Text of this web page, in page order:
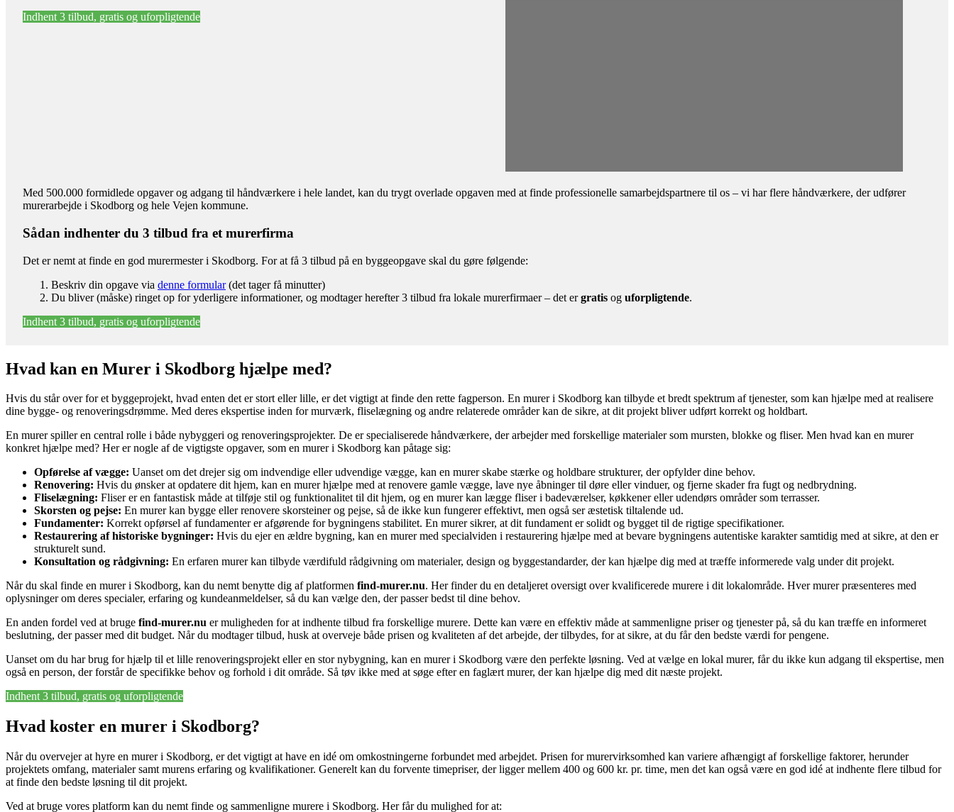
Indhent 3 tilbud, gratis og uforpligtende
Med 500.000 formidlede opgaver og adgang til håndværkere i hele landet, kan du trygt overlade opgaven med at finde professionelle samarbejdspartnere til os – vi har flere håndværkere, der udfører
murerarbejde i Skodborg og hele Vejen kommune.
Sådan indhenter du 3 tilbud fra et murerfirma
Det er nemt at finde en god murermester i Skodborg. For at få 3 tilbud på en byggeopgave skal du gøre følgende:
Beskriv din opgave via denne formular(det tager få minutter)
Du bliver (måske) ringet op for yderligere informationer, og modtager herefter 3 tilbud fra lokale murerfirmaer – det ergratis og uforpligtende.
Indhent 3 tilbud, gratis og uforpligtende
Hvad kan en Murer i Skodborg hjælpe med?
Hvis du står over for et byggeprojekt, hvad enten det er stort eller lille, er det vigtigt at finde den rette fagperson. En murer i Skodborg kan tilbyde et bredt spektrum af tjenester, som kan hjælpe med at realisere
dine bygge- og renoveringsdrømme. Med deres ekspertise inden for murværk, fliselægning og andre relaterede områder kan de sikre, at dit projekt bliver udført korrekt og holdbart.
En murer spiller en central rolle i både nybyggeri og renoveringsprojekter. De er specialiserede håndværkere, der arbejder med forskellige materialer som mursten, blokke og fliser. Men hvad kan en murer
konkret hjælpe med? Her er nogle af de vigtigste opgaver, som en murer i Skodborg kan påtage sig:
Opførelse af vægge: Uanset om det drejer sig om indvendige eller udvendige vægge, kan en murer skabe stærke og holdbare strukturer, der opfylder dine behov.
Renovering: Hvis du ønsker at opdatere dit hjem, kan en murer hjælpe med at renovere gamle vægge, lave nye åbninger til døre eller vinduer, og fjerne skader fra fugt og nedbrydning.
Fliselægning: Fliser er en fantastisk måde at tilføje stil og funktionalitet til dit hjem, og en murer kan lægge fliser i badeværelser, køkkener eller udendørs områder som terrasser.
Skorsten og pejse: En murer kan bygge eller renovere skorsteiner og pejse, så de ikke kun fungerer effektivt, men også ser æstetisk tiltalende ud.
Fundamenter: Korrekt opførsel af fundamenter er afgørende for bygningens stabilitet. En murer sikrer, at dit fundament er solidt og bygget til de rigtige specifikationer.
Restaurering af historiske bygninger: Hvis du ejer en ældre bygning, kan en murer med specialviden i restaurering hjælpe med at bevare bygningens autentiske karakter samtidig med at sikre, at den er
strukturelt sund.
Konsultation og rådgivning: En erfaren murer kan tilbyde værdifuld rådgivning om materialer, design og byggestandarder, der kan hjælpe dig med at træffe informerede valg under dit projekt.
Når du skal finde en murer i Skodborg, kan du nemt benytte dig af platformen find-murer.nu. Her finder du en detaljeret oversigt over kvalificerede murere i dit lokalområde. Hver murer præsenteres med
oplysninger om deres specialer, erfaring og kundeanmeldelser, så du kan vælge den, der passer bedst til dine behov.
En anden fordel ved at bruge find-murer.nu er muligheden for at indhente tilbud fra forskellige murere. Dette kan være en effektiv måde at sammenligne priser og tjenester på, så du kan træffe en informeret
beslutning, der passer med dit budget. Når du modtager tilbud, husk at overveje både prisen og kvaliteten af det arbejde, der tilbydes, for at sikre, at du får den bedste værdi for pengene.
Uanset om du har brug for hjælp til et lille renoveringsprojekt eller en stor nybygning, kan en murer i Skodborg være den perfekte løsning. Ved at vælge en lokal murer, får du ikke kun adgang til ekspertise, men
også en person, der forstår de specifikke behov og forhold i dit område. Så tøv ikke med at søge efter en faglært murer, der kan hjælpe dig med dit næste projekt.
Indhent 3 tilbud, gratis og uforpligtende
Hvad koster en murer i Skodborg?
Når du overvejer at hyre en murer i Skodborg, er det vigtigt at have en idé om omkostningerne forbundet med arbejdet. Prisen for murervirksomhed kan variere afhængigt af forskellige faktorer, herunder
projektets omfang, materialer samt murens erfaring og kvalifikationer. Generelt kan du forvente timepriser, der ligger mellem 400 og 600 kr. pr. time, men det kan også være en god idé at indhente flere tilbud for
at finde den bedste løsning til dit projekt.
Ved at bruge vores platform kan du nemt finde og sammenligne murere i Skodborg. Her får du mulighed for at: